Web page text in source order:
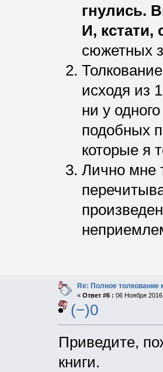
гнулись.
И, кстати,
сюжетных
исходя из
ни у
подобных
которые я
Лично мне
Re: Полное толкование
« Ответ #6 : 06 Ноября
(−)0
Приведите,
книги.